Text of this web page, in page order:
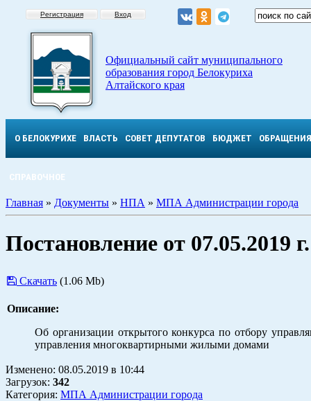
Регистрация Вход
Официальный сайт муниципального
образования город Белокуриха
Алтайского края
О БЕЛОКУРИХЕ ВЛАСТЬ СОВЕТ ДЕПУТАТОВ БЮДЖЕТ ОБРАЩЕНИЯ
СПРАВОЧНОЕ
Главная » Документы » НПА » МПА Администрации города
Постановление от 07.05.2019
Скачать (1.06 Mb)
Описание:
Об организации открытого конкурса по отбору
управления многоквартирными жилыми домами
Изменено: 08.05.2019 в 10:44
Загрузок: 342
Категория: МПА Администрации города